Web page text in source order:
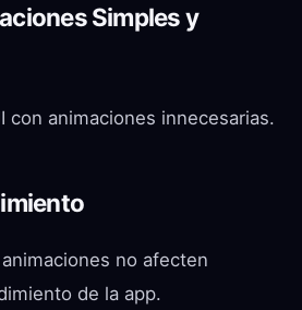
Simples y
con animaciones innecesarias.
no afecten
de la app.